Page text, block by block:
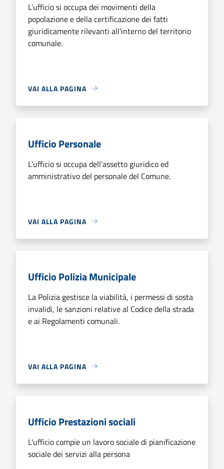
L’ufficio si occupa dei movimenti della
popolazione e della certificazione dei fatti
giuridicamente rilevanti all'interno del territorio
comunale.
VAI ALLA PAGINA
Ufficio Personale
L'ufficio si occupa dell’assetto giuridico ed
amministrativo del personale del Comune.
VAI ALLA PAGINA
Ufficio Polizia Municipale
La Polizia gestisce la viabilità, i permessi di sosta
invalidi, le sanzioni relative al Codice della strada
e ai Regolamenti comunali.
VAI ALLA PAGINA
Ufficio Prestazioni sociali
L'ufficio compie un lavoro sociale di pianificazione
sociale dei servizi alla persona